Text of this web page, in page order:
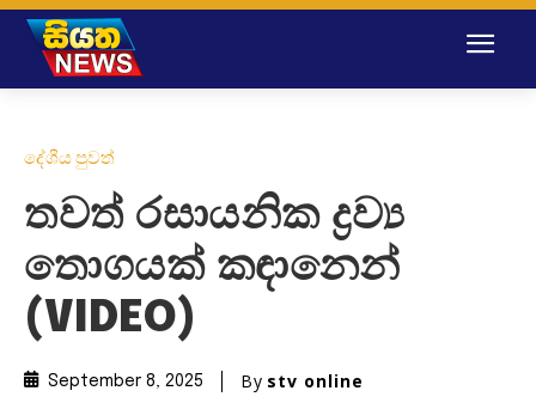
දේශීය පුවත්
තවත් රසායනික ද්‍රව්‍ය
තොගයක් කඳානෙන්
(VIDEO)
September 8, 2025 By stv online